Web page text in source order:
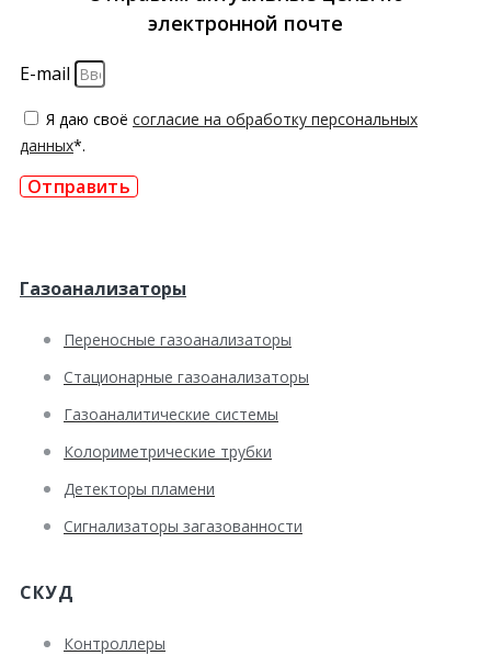
электронной почте
E-mail
Я даю своё согласие на обработку персональных
данных*.
Отправить
Газоанализаторы
Переносные газоанализаторы
Стационарные газоанализаторы
Газоаналитические системы
Колориметрические трубки
Детекторы пламени
Сигнализаторы загазованности
СКУД
Контроллеры